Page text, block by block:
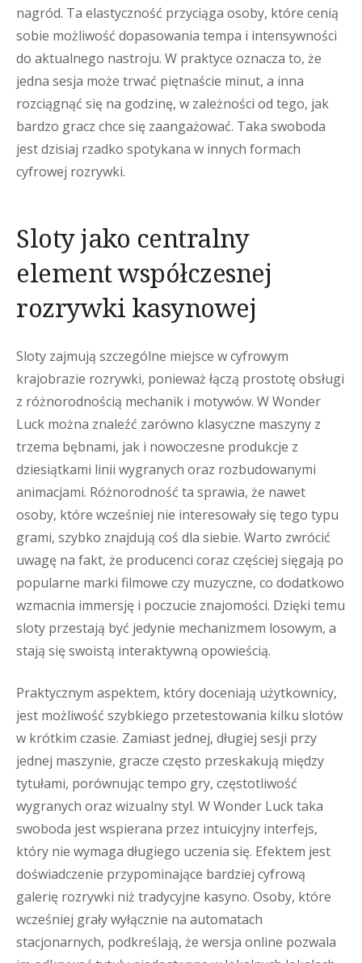
nagród. Ta elastyczność przyciąga osoby, które cenią
sobie możliwość dopasowania tempa i intensywności
do aktualnego nastroju. W praktyce oznacza to, że
jedna sesja może trwać piętnaście minut, a inna
rozciągnąć się na godzinę, w zależności od tego, jak
bardzo gracz chce się zaangażować. Taka swoboda
jest dzisiaj rzadko spotykana w innych formach
cyfrowej rozrywki.
Sloty jako centralny
element współczesnej
rozrywki kasynowej
Sloty zajmują szczególne miejsce w cyfrowym
krajobrazie rozrywki, ponieważ łączą prostotę obsługi
z różnorodnością mechanik i motywów. W Wonder
Luck można znaleźć zarówno klasyczne maszyny z
trzema bębnami, jak i nowoczesne produkcje z
dziesiątkami linii wygranych oraz rozbudowanymi
animacjami. Różnorodność ta sprawia, że nawet
osoby, które wcześniej nie interesowały się tego typu
grami, szybko znajdują coś dla siebie. Warto zwrócić
uwagę na fakt, że producenci coraz częściej sięgają po
popularne marki filmowe czy muzyczne, co dodatkowo
wzmacnia immersję i poczucie znajomości. Dzięki temu
sloty przestają być jedynie mechanizmem losowym, a
stają się swoistą interaktywną opowieścią.
Praktycznym aspektem, który doceniają użytkownicy,
jest możliwość szybkiego przetestowania kilku slotów
w krótkim czasie. Zamiast jednej, długiej sesji przy
jednej maszynie, gracze często przeskakują między
tytułami, porównując tempo gry, częstotliwość
wygranych oraz wizualny styl. W Wonder Luck taka
swoboda jest wspierana przez intuicyjny interfejs,
który nie wymaga długiego uczenia się. Efektem jest
doświadczenie przypominające bardziej cyfrową
galerię rozrywki niż tradycyjne kasyno. Osoby, które
wcześniej grały wyłącznie na automatach
stacjonarnych, podkreślają, że wersja online pozwala